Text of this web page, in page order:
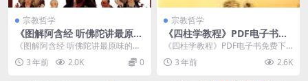
宗教哲学
《图解阿含经 听佛陀讲最原味
的佛法》PDF免费下载
《图解阿含经 听佛陀讲最原味的佛
法》PDF免费下载介绍 内容简介 ...
3 年前 2.0K 0
宗教哲学
《四柱学教程》PDF电子书免
费下载
《四柱学教程》PDF电子书免费下
载介绍 内容简介 《四柱学教程》论
说了四柱的哲学...
3 年前 2.6K